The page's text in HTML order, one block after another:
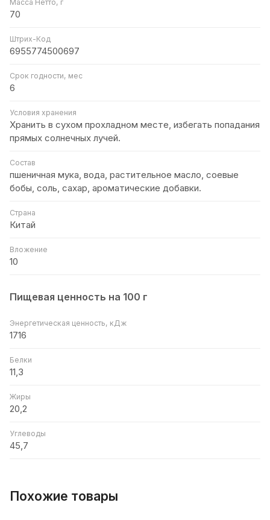
Масса Нетто, г
70
Штрих-Код
6955774500697
Срок годности, мес
6
Условия хранения
Хранить в сухом прохладном месте, избегать попадания
прямых солнечных лучей.
Состав
пшеничная мука, вода, растительное масло, соевые
бобы, соль, сахар, ароматические добавки.
Страна
Китай
Вложение
10
Пищевая ценность на 100 г
Энергетическая ценность, кДж
1716
Белки
11,3
Жиры
20,2
Углеводы
45,7
Похожие товары